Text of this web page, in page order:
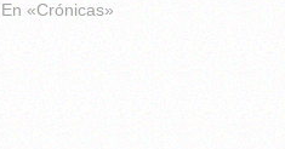
En «Crónicas»